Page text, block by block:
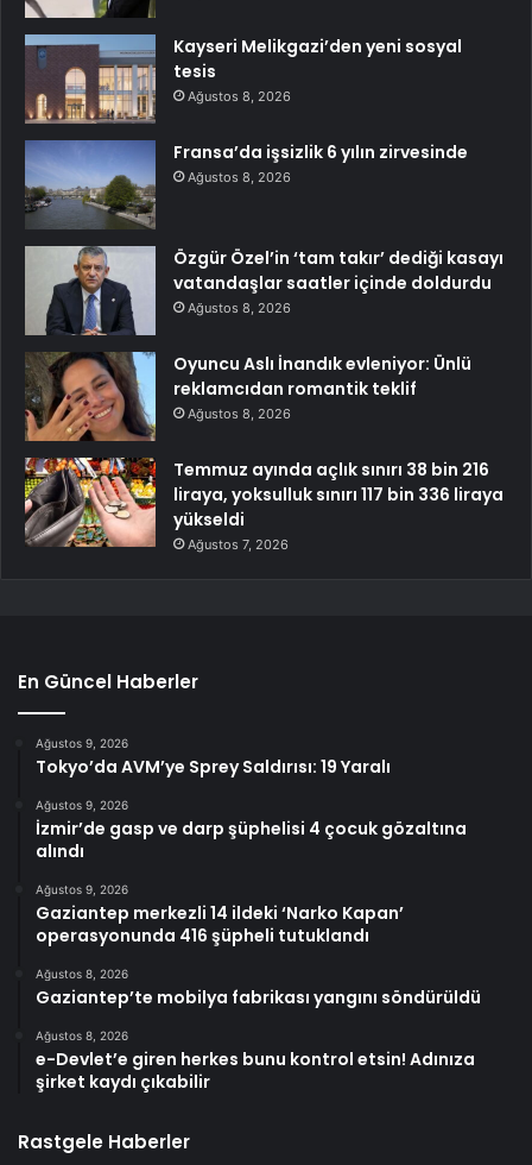
Kayseri Melikgazi’den yeni sosyal
tesis
Ağustos 8, 2026
Fransa’da işsizlik 6 yılın zirvesinde
Ağustos 8, 2026
Özgür Özel’in ‘tam takır’ dediği kasayı
vatandaşlar saatler içinde doldurdu
Ağustos 8, 2026
Oyuncu Aslı İnandık evleniyor: Ünlü
reklamcıdan romantik teklif
Ağustos 8, 2026
Temmuz ayında açlık sınırı 38 bin 216
liraya, yoksulluk sınırı 117 bin 336 liraya
yükseldi
Ağustos 7, 2026
En Güncel Haberler
Ağustos 9, 2026
Tokyo’da AVM’ye Sprey Saldırısı: 19 Yaralı
Ağustos 9, 2026
İzmir’de gasp ve darp şüphelisi 4 çocuk gözaltına
alındı
Ağustos 9, 2026
Gaziantep merkezli 14 ildeki ‘Narko Kapan’
operasyonunda 416 şüpheli tutuklandı
Ağustos 8, 2026
Gaziantep’te mobilya fabrikası yangını söndürüldü
Ağustos 8, 2026
e-Devlet’e giren herkes bunu kontrol etsin! Adınıza
şirket kaydı çıkabilir
Rastgele Haberler